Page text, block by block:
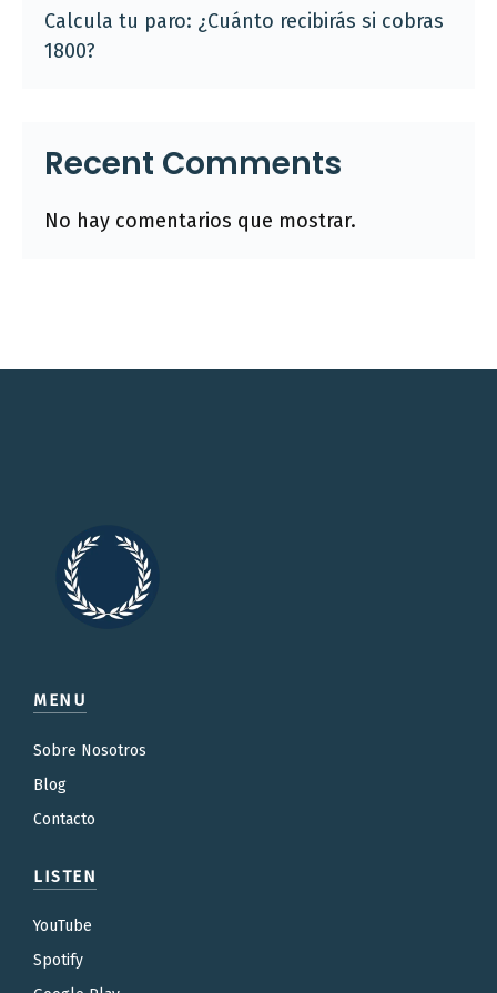
Calcula tu paro: ¿Cuánto recibirás si cobras
1800?
Recent Comments
No hay comentarios que mostrar.
MENU
Sobre Nosotros
Blog
Contacto
LISTEN
YouTube
Spotify